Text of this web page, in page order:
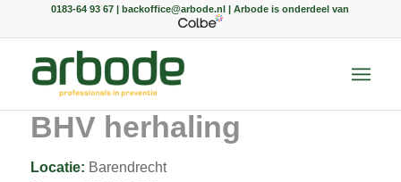
0183-64 93 67 | backoffice@arbode.nl | Arbode is onderdeel van
BHV herhaling
Locatie: Barendrecht